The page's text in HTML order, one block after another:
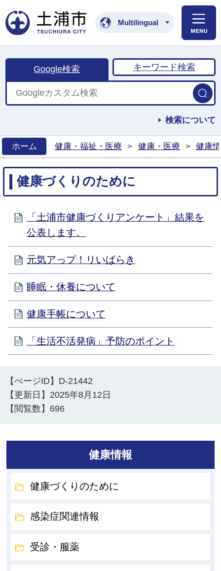
土浦市公式ホームペ
Multilingual
Google検索 キーワード検索
検索について
ホーム
健康・福祉・医療 > 健康・医療 > 健康
健康づくりのために
「土浦市健康づくりアンケート」結果を
公表します。
元気アっプ！リいばらき
睡眠・休養について
健康手帳について
「生活不活発病」予防のポイント
【ぺージID】 D-21442
【更新日】 2025年8月12日
【閲覧数】 696
健康情報
健康づくりのために
感染症関連情報
受診・服薬